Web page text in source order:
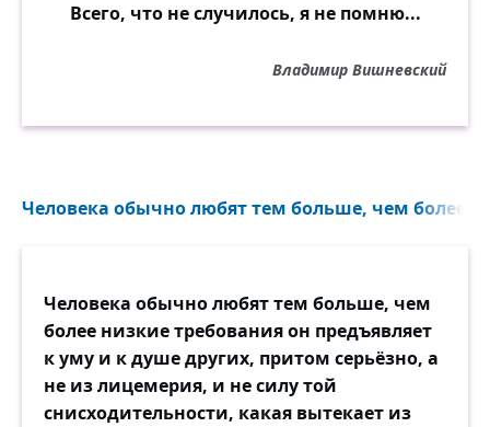
Всего, что не случилось, я не помню...
Владимир Вишневский
Человека обычно любят тем больше, чем более
Человека обычно любят тем больше, чем
более низкие требования он предъявляет
к уму и к душе других, притом серьёзно, а
не из лицемерия, и не силу той
снисходительности, какая вытекает из